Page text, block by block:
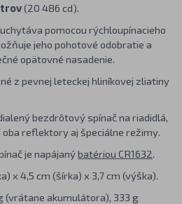
(20 486 cd).
pomocou rýchloupínacieho
jeho pohotové odobratie a
opätovné nasadenie.
z pevnej leteckej hliníkovej zliatiny
bezdrôtový spínač na riadidlá,
reflektory aj špeciálne režimy.
je napájanýbatériou CR1632.
x 4,5 cm (šírka) x 3,7 cm (výška).
akumulátora), 333 g